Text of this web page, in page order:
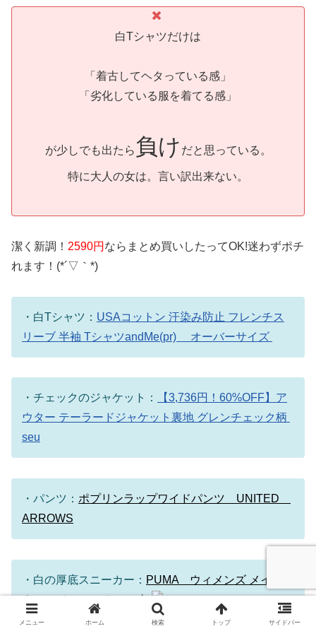
白Tシャツだけは
「着古してヘタっている感」
「劣化している服を着てる感」
が少しでも出たら 負け だと思っている。
特に大人の女は。言い訳出来ない。
潔く新調！ 2590円 ならまとめ買いしたってOK!迷わずポチ
れます！(*´▽｀*)
・白Tシャツ： USAコットン 汗染み防止 フレンチス
リーブ 半袖 TシャツandMe(pr) オーバーサイズ
・チェックのジャケット：
【3,736円！60%OFF】ア
ウター テーラードジャケット裏地 グレンチェック柄
seu
・パンツ： ポプリンラップワイドパンツ UNITED
ARROWS
・白の厚底スニーカー： PUMA ウィメンズ メイズ
ウェッジ スニーカー 白
メニュー ホーム 検索 トップ サイドバー